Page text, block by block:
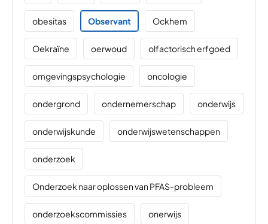
obesitas Observant Ockhem
Oekraïne oerwoud olfactorisch erfgoed
omgevingspsychologie oncologie
ondergrond ondernemerschap onderwijs
onderwijskunde onderwijswetenschappen
onderzoek
Onderzoek naar oplossen van PFAS-probleem
onderzoekscommissies onerwijs